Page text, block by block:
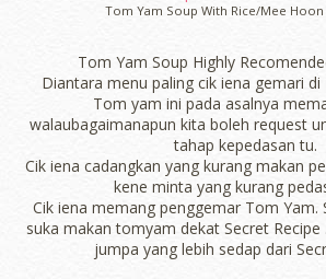
Tom Yam Soup With Rice/Mee Hoon
Tom Yam Soup Highly
Diantara menu paling cik iena gemari di
Tom yam ini pada asalnya
walaubagaimanapun kita boleh request
tahap kepedasan tu.
Cik iena cadangkan yang kurang makan
kene minta yang kurang
Cik iena memang penggemar Tom Yam.
suka makan tomyam dekat Secret Recipe
jumpa yang lebih sedap dari